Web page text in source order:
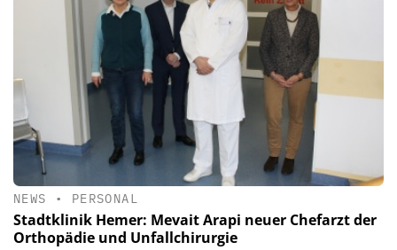
NEWS • PERSONAL
Stadtklinik Hemer: Mevait Arapi neuer Chefarzt der
Orthopädie und Unfallchirurgie